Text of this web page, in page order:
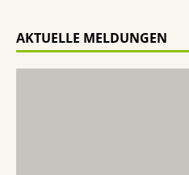
AKTUELLE MELDUNGEN